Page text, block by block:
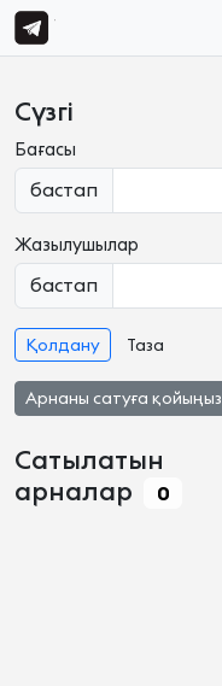
Сүзгі
Бағасы
бастап
Жазылушылар
бастап
Қолдану Таза
Арнаны сатуға қойыңыз
Сатылатын
арналар
0